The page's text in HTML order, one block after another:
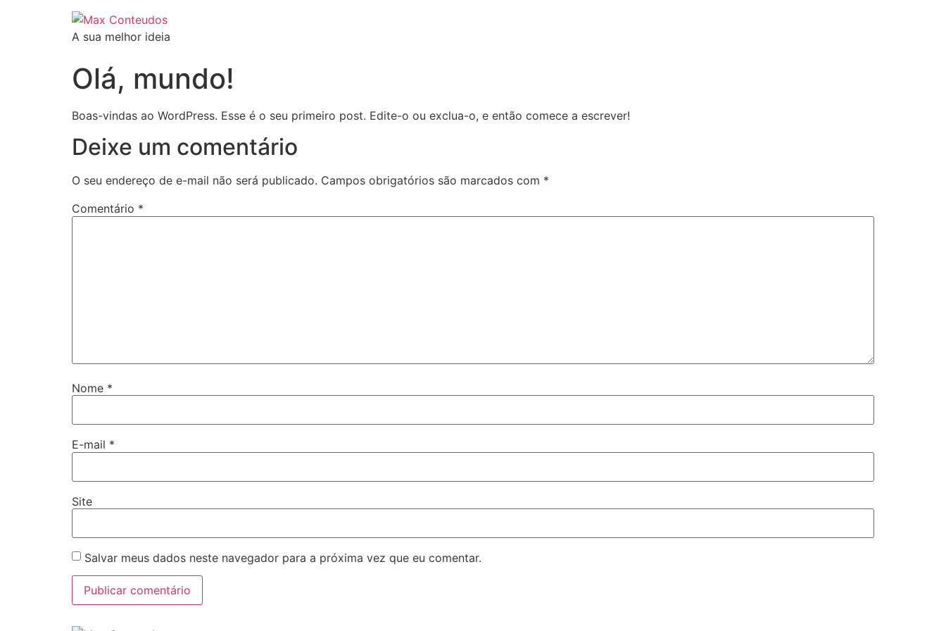
A sua melhor ideia
Olá, mundo!
Boas-vindas ao WordPress. Esse é o seu primeiro post. Edite-o ou exclua-o, e então comece a escrever!
Deixe um comentário
O seu endereço de e-mail não será publicado. Campos obrigatórios são marcados com *
Comentário *
Nome *
E-mail *
Site
Salvar meus dados neste navegador para a próxima vez que eu comentar.